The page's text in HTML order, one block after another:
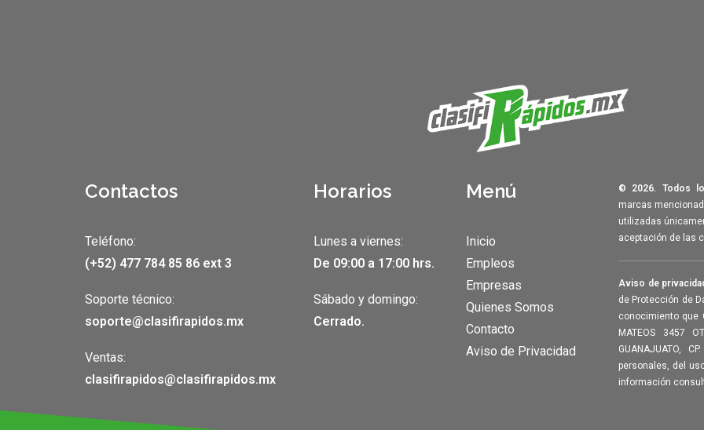
Contactos
Teléfono:
(+52) 477 784 85 86 ext 3
Soporte técnico:
soporte@clasifirapidos.mx
Ventas:
clasifirapidos@clasifirapidos.mx
Horarios
Lunes a viernes:
De 09:00 a 17:00 hrs.
Sábado y domingo:
Cerrado.
Menú
Inicio
Empleos
Empresas
Quienes Somos
Contacto
Aviso de Privacidad
© 2026. Todos
marcas
utilizadas
aceptación de las
Aviso de
de Protección de
conocimiento que
MATEOS 3457
GUANAJUATO,
personales, del
información